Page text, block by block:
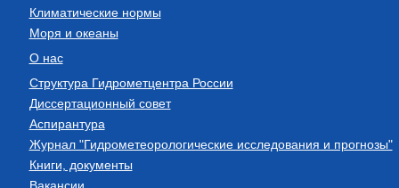
Климатические нормы
Моря и океаны
О нас
Структура Гидрометцентра России
Диссертационный совет
Аспирантура
Журнал "Гидрометеорологические исследования и прогнозы"
Книги, документы